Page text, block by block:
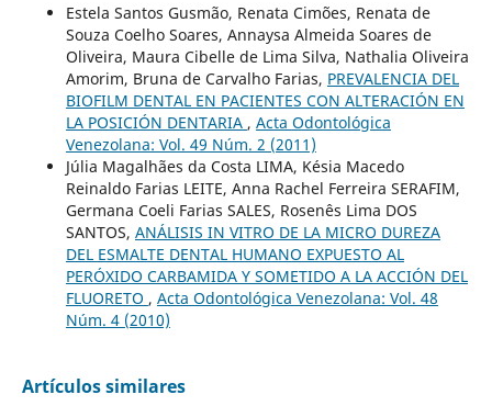
Estela Santos Gusmão, Renata Cimões, Renata de
Souza Coelho Soares, Annaysa Almeida Soares de
Oliveira, Maura Cibelle de Lima Silva, Nathalia Oliveira
Amorim, Bruna de Carvalho Farias, PREVALENCIA DEL
BIOFILM DENTAL EN PACIENTES CON ALTERACIÓN EN
LA POSICIÓN DENTARIA , Acta Odontológica
Venezolana: Vol. 49 Núm. 2 (2011)
Júlia Magalhães da Costa LIMA, Késia Macedo
Reinaldo Farias LEITE, Anna Rachel Ferreira SERAFIM,
Germana Coeli Farias SALES, Rosenês Lima DOS
SANTOS, ANÁLISIS IN VITRO DE LA MICRO DUREZA
DEL ESMALTE DENTAL HUMANO EXPUESTO AL
PERÓXIDO CARBAMIDA Y SOMETIDO A LA ACCIÓN DEL
FLUORETO , Acta Odontológica Venezolana: Vol. 48
Núm. 4 (2010)
Artículos similares